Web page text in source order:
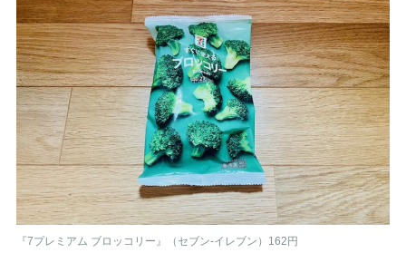
『7プレミアム ブロッコリー』（セブン-イレブン）162円